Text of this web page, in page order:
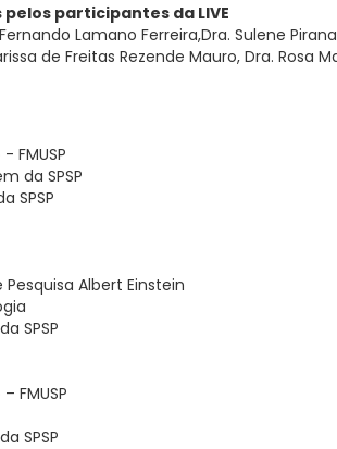
participantes da LIVE
Lamano Ferreira,Dra. Sulene
de Freitas Rezende Mauro, Dra. Rosa
FMUSP
da SPSP
SPSP
Albert Einstein
SPSP
FMUSP
SPSP